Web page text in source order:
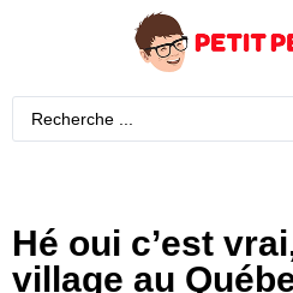
Hé oui c’est
village au